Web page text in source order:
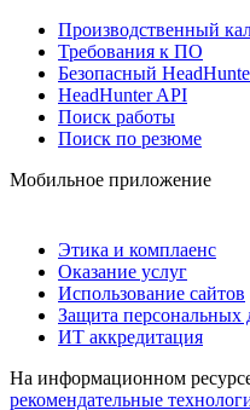
Производственный
Требования к ПО
Безопасный
HeadHunter API
Поиск работы
Поиск по резюме
Мобильное приложение
Этика и комплаенс
Оказание услуг
Использование сайтов
Защита персональных
ИТ аккредитация
На информационном
рекомендательные